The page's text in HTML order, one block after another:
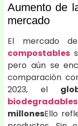
Aumento de
mercado
El mercado
compostables
pero aún se
comparación
2023, el
biodegradables
millonesEllo